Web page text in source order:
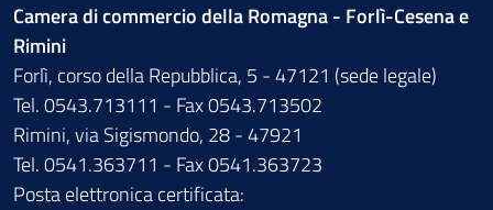
Camera di commercio della Romagna - Forlì-Cesena e
Rimini
Forlì, corso della Repubblica, 5 - 47121 (sede legale)
Tel. 0543.713111 - Fax 0543.713502
Rimini, via Sigismondo, 28 - 47921
Tel. 0541.363711 - Fax 0541.363723
Posta elettronica certificata: